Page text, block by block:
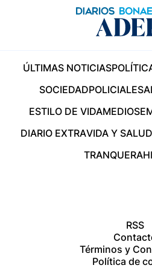
ÚLTIMAS NOTICIAS
SOCIEDADPOLICIALES
ESTILO DE VIDAMEDIOS
DIARIO EXTRAVIDA Y
TRANQUERA
RSS
Términos y
Política de